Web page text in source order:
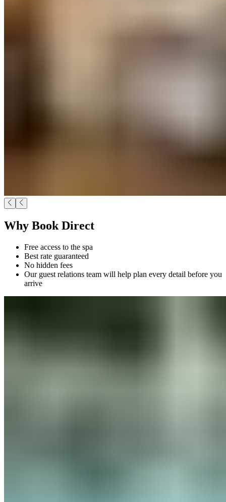
Why Book Direct​​​​‌ ‍ ​‍​‍‌‍ ‌ ​‍‌‍‍‌‌‍‌ ‌‍‍‌‌‍ ‍​‍​‍​ ‍‍​‍​‍‌ ​ ‌‍​‌‌‍ ‍‌‍‍‌‌ ‌​‌ ‍‌​‍ ‍‌‍‍‌‌‍ ​‍​‍​‍ ​​‍​‍‌‍‍​‌ ​‍‌‍‌‌‌‍‌‍​‍​‍​ ‍‍​‍​‍‌‍‍​‌ ‌​‌ ‌​‌ ​​‌ ​ ​ ‍‍​‍ ​‍ ‌‍ ​​‍ ‌‌‍​‌‌‍ ‍‌‍‌​​‍ ‌‌ ​‍​‍ ‌‌‍‍​‌‍ ‌ ‌​‌‍‌‌‌‍ ​‌ ​ ​‍ ‌‌ ​ ‌ ‌​‌ ‌‌‌‍‌​‌‍‍‌‌‍ ​‍ ‍‌ ‌‍‌‍‌‌‌ ​‍‌‍​ ‌‍‌‌‌‍ ​​‍ ‍‌‍​‌‌ ​​‌ ​​​‍ ‌‍‍‌‌‍ ‍‌ ‌​‌‍‌‌‌‍ ‍‌ ‌​​‍ ‌‍‌‌‌‍‌​‌‍‍‌‌ ‌​​‍ ‌‍ ‌‌‍ ‌‍‌​‌‍‌‌​ ‌‌ ​​‌ ​‍‌‍‌‌‌ ​ ‌‍‌‌‌‍ ‍‌ ‌​‌‍​‌‌ ‌​‌‍‍‌‌‍ ‌‍ ‍​ ‍ ‌‍‍‌‌‍‌​​ ‌​ ‌​​ ‌​​ ‌ ​ ‍‌​ ‌‌​ ​​​ ​‌​ ‍​​‍ ‌‌‍​‌​ ‌‍‌‍‌​​ ​‌​‍ ‌​ ‌​​ ‍​‌‍​‌​ ​​​‍ ‌​ ‍‌​ ​​‌‍‌​​ ‍​​‍ ‌‌‍​‌​ ‌‌‌‍‌‍​ ‍​‌‍‌‍​ ‍‌​ ​‌​ ‍​‌‍​‌​ ‌‌​ ‍‌‌‍​ ​ ‍ ‌ ‌​‌ ‍‌‌ ​​‌‍‌‌​ ‌‌‍‍​‌‍ ‌ ‌​‌‍‌‌‌‍ ​‌‌​‍‌‍ ‌‍ ‌‍ ‌‌‌​ ‌ ‌‌‌‍‍‌‌ ‌​‌‍‌‌​ ‍ ‌ ​​‌‍​‌‌ ‌​‌‍‍​​ ‌‌ ​​‌‍​‌‌‍‌ ‌‍‌‌‌​​‍‌ ‌‌‌‍‍‌‌‍ ​‌‍‌​‌‍‌‌‌ ​‍​‍‌‌​ ‌‌‌​​‍‌‌ ‌‍‍ ‌‍‌‌‌ ‍‌​‍‌‌​ ​ ‌​‌​​‍‌‌​ ​ ‌​‌​​‍‌‌​ ​‍​ ​‍​ ‍‌​ ​ ​ ‍​​ ​‍‌‍​‌‌‍‌‍‌‍​‌‌‍​‌​ ‌‍‌‍‌‍​ ‌ ‌‍​‍​‍‌‌​ ​‍​ ​‍​‍‌‌​ ‌‌‌​‌​​‍ ‍‌‍‍​‌‍‌‌‌‍​‌‌‍‌​‌‍‍‌‌‍ ‍‌‍‌ ​ ‌‍​‍‌‍​‌‌ ​ ‌‍‌‌‌‌‌‌‌ ​‍‌‍ ​​ ‌‌‍‍​‌ ‌​‌ ‌​‌ ​​‌ ​ ​‍‌‌​ ​ ‌​​‌​‍‌‌​ ​‍‌​‌‍​‍‌‌​ ​‍‌​‌‍‌‍ ​​‍ ‌‌‍​‌‌‍ ‍‌‍‌​​‍ ‌‌ ​‍​‍ ‌‌‍‍​‌‍ ‌ ‌​‌‍‌‌‌‍ ​‌ ​ ​‍ ‌‌ ​ ‌ ‌​‌ ‌‌‌‍‌​‌‍‍‌‌‍ ​‍ ‍‌ ‌‍‌‍‌‌‌ ​‍‌‍​ ‌‍‌‌‌‍ ​​‍ ‍‌‍​‌‌ ​​‌ ​​​‍‌‍‌‍‍‌‌‍‌​​ ‌​ ‌​​ ‌​​ ‌ ​ ‍‌​ ‌‌​ ​​​ ​‌​ ‍​​‍ ‌‌‍​‌​ ‌‍‌‍‌​​ ​‌​‍ ‌​ ‌​​ ‍​‌‍​‌​ ​​​‍ ‌​ ‍‌​ ​​‌‍‌​​ ‍​​‍ ‌‌‍​‌​ ‌‌‌‍‌‍​ ‍​‌‍‌‍​ ‍‌​ ​‌​ ‍​‌‍​‌​ ‌‌​ ‍‌‌‍​ ​‍‌‍‌ ‌​‌ ‍‌‌ ​​‌‍‌‌​ ‌‌‍‍​‌‍ ‌ ‌​‌‍‌‌‌‍ ​‌‌​‍‌‍ ‌‍ ‌‍ ‌‌‌​ ‌ ‌‌‌‍‍‌‌ ‌​‌‍‌‌​‍‌‍‌ ​​‌‍​‌‌ ‌​‌‍‍​​ ‌‌ ​​‌‍​‌‌‍‌ ‌‍‌‌‌​​‍‌ ‌‌‌‍‍‌‌‍ ​‌‍‌​‌‍‌‌‌ ​‍​‍‌‌​ ‌‌‌​​‍‌‌ ‌‍‍ ‌‍‌‌‌ ‍‌​‍‌‌​ ​ ‌​‌​​‍‌‌​ ​ ‌​‌​​‍‌‌​ ​‍​ ​‍​ ‍‌​ ​ ​ ‍​​ ​‍‌‍​‌‌‍‌‍‌‍​‌‌‍​‌​ ‌‍‌‍‌‍​ ‌ ‌‍​‍​‍‌‌​ ​‍​ ​‍​‍‌‌​ ‌‌‌​‌​​‍ ‍‌‍‍​‌‍‌‌‌‍​‌‌‍‌​‌‍‍‌‌‍ ‍‌‍‌ ​‍‌‍‌ ​​‌‍‌‌‌ ​‍‌ ​ ‌ ​​‌‍‌‌‌‍​ ‌ ‌​‌‍‍‌‌ ‌‍‌‍‌‌​ ‌‌ ​​‌ ‌‌‌‍​‍‌‍ ​‌‍‍‌‌ ​ ‌‍‍​‌‍‌‌‌‍‌​​‍​‍‌ ‌
Free access to the spa​​​​‌ ‍ ​‍​‍‌‍ ‌ ​‍‌‍‍‌‌‍‌ ‌‍‍‌‌‍ ‍​‍​‍​ ‍‍​‍​‍‌ ​ ‌‍​‌‌‍ ‍‌‍‍‌‌ ‌​‌ ‍‌​‍ ‍‌‍‍‌‌‍ ​‍​‍​‍ ​​‍​‍‌‍‍​‌ ​‍‌‍‌‌‌‍‌‍​‍​‍​ ‍‍​‍​‍‌‍‍​‌ ‌​‌ ‌​‌ ​​‌ ​ ​ ‍‍​‍ ​‍ ‌‍ ​​‍ ‌‌‍​‌‌‍ ‍‌‍‌​​‍ ‌‌ ​‍​‍ ‌‌‍‍​‌‍ ‌ ‌​‌‍‌‌‌‍ ​‌ ​ ​‍ ‌‌ ​ ‌ ‌​‌ ‌‌‌‍‌​‌‍‍‌‌‍ ​‍ ‍‌ ‌‍‌‍‌‌‌ ​‍‌‍​ ‌‍‌‌‌‍ ​​‍ ‍‌‍​‌‌ ​​‌ ​​​‍ ‌‍‍‌‌‍ ‍‌ ‌​‌‍‌‌‌‍ ‍‌ ‌​​‍ ‌‍‌‌‌‍‌​‌‍‍‌‌ ‌​​‍ ‌‍ ‌‌‍ ‌‍‌​‌‍‌‌​ ‌‌ ​​‌ ​‍‌‍‌‌‌ ​ ‌‍‌‌‌‍ ‍‌ ‌​‌‍​‌‌ ‌​‌‍‍‌‌‍ ‌‍ ‍​ ‍ ‌‍‍‌‌‍‌​​ ‌​ ‌​​ ‌​​ ‌ ​ ‍‌​ ‌‌​ ​​​ ​‌​ ‍​​‍ ‌‌‍​‌​ ‌‍‌‍‌​​ ​‌​‍ ‌​ ‌​​ ‍​‌‍​‌​ ​​​‍ ‌​ ‍‌​ ​​‌‍‌​​ ‍​​‍ ‌‌‍​‌​ ‌‌‌‍‌‍​ ‍​‌‍‌‍​ ‍‌​ ​‌​ ‍​‌‍​‌​ ‌‌​ ‍‌‌‍​ ​ ‍ ‌ ‌​‌ ‍‌‌ ​​‌‍‌‌​ ‌‌‍‍​‌‍ ‌ ‌​‌‍‌‌‌‍ ​‌‌​‍‌‍ ‌‍ ‌‍ ‌‌‌​ ‌ ‌‌‌‍‍‌‌ ‌​‌‍‌‌​ ‍ ‌ ​​‌‍​‌‌ ‌​‌‍‍​​ ‌‌ ​​‌‍​‌‌‍‌ ‌‍‌‌‌​​‍‌ ‌‌‌‍‍‌‌‍ ​‌‍‌​‌‍‌‌‌ ​‍​‍‌‌​ ‌‌‌​​‍‌‌ ‌‍‍ ‌‍‌‌‌ ‍‌​‍‌‌​ ​ ‌​‌​​‍‌‌​ ​ ‌​‌​​‍‌‌​ ​‍​ ​‍​ ‍‌​ ​ ​ ‍​​ ​‍‌‍​‌‌‍‌‍‌‍​‌‌‍​‌​ ‌‍‌‍‌‍​ ‌ ‌‍​‍​‍‌‌​ ​‍​ ​‍​‍‌‌​ ‌‌‌​‌​​‍ ‍‌‍​‍‌‍ ‌‍‌​‌ ‍‌​‍‌‌​ ‌‌‌​​‍‌‌ ‌‍‍ ‌‍‌‌‌ ‍‌​‍‌‌​ ​ ‌​‌​​‍‌‌​ ​ ‌​‌​​‍‌‌​ ​‍​ ​‍‌‍​‌​ ​ ‌‍​‌​ ​‌​ ‌​‌‍​‍​ ‌​‌‍‌‌‌‍​ ‌‍‌​‌‍‌‌‌‍‌​​‍‌‌​ ​‍​ ​‍​‍‌‌​ ‌‌‌​‌​​‍ ‍‌‍​ ‌‍‍​‌‍‍‌‌‍ ​‌‍‌​‌ ​‍‌‍‌‌‌‍ ‍​‍‌‌​ ‌‌‌​​‍‌‌ ‌‍‍ ‌‍‌‌‌ ‍‌​‍‌‌​ ​ ‌​‌​​‍‌‌​ ​ ‌​‌​​‍‌‌​ ​‍​ ​‍‌‍‌‌‌‍‌‌‌‍​‍‌‍‌‌​ ‌ ‌‍​‌‌‍​‌‌‍​‍​ ‌​​ ​‍​ ‌‌‌‍​‌​‍‌‌​ ​‍​ ​‍​‍‌‌​ ‌‌‌​‌​​‍ ‍‌ ‌​‌‍‌‌‌ ‍​‌ ‌​​ ‌‍​‍‌‍​‌‌ ​ ‌‍‌‌‌‌‌‌‌ ​‍‌‍ ​​ ‌‌‍‍​‌ ‌​‌ ‌​‌ ​​‌ ​ ​‍‌‌​ ​ ‌​​‌​‍‌‌​ ​‍‌​‌‍​‍‌‌​ ​‍‌​‌‍‌‍ ​​‍ ‌‌‍​‌‌‍ ‍‌‍‌​​‍ ‌‌ ​‍​‍ ‌‌‍‍​‌‍ ‌ ‌​‌‍‌‌‌‍ ​‌ ​ ​‍ ‌‌ ​ ‌ ‌​‌ ‌‌‌‍‌​‌‍‍‌‌‍ ​‍ ‍‌ ‌‍‌‍‌‌‌ ​‍‌‍​ ‌‍‌‌‌‍ ​​‍ ‍‌‍​‌‌ ​​‌ ​​​‍‌‍‌‍‍‌‌‍‌​​ ‌​ ‌​​ ‌​​ ‌ ​ ‍‌​ ‌‌​ ​​​ ​‌​ ‍​​‍ ‌‌‍​‌​ ‌‍‌‍‌​​ ​‌​‍ ‌​ ‌​​ ‍​‌‍​‌​ ​​​‍ ‌​ ‍‌​ ​​‌‍‌​​ ‍​​‍ ‌‌‍​‌​ ‌‌‌‍‌‍​ ‍​‌‍‌‍​ ‍‌​ ​‌​ ‍​‌‍​‌​ ‌‌​ ‍‌‌‍​ ​‍‌‍‌ ‌​‌ ‍‌‌ ​​‌‍‌‌​ ‌‌‍‍​‌‍ ‌ ‌​‌‍‌‌‌‍ ​‌‌​‍‌‍ ‌‍ ‌‍ ‌‌‌​ ‌ ‌‌‌‍‍‌‌ ‌​‌‍‌‌​‍‌‍‌ ​​‌‍​‌‌ ‌​‌‍‍​​ ‌‌ ​​‌‍​‌‌‍‌ ‌‍‌‌‌​​‍‌ ‌‌‌‍‍‌‌‍ ​‌‍‌​‌‍‌‌‌ ​‍​‍‌‌​ ‌‌‌​​‍‌‌ ‌‍‍ ‌‍‌‌‌ ‍‌​‍‌‌​ ​ ‌​‌​​‍‌‌​ ​ ‌​‌​​‍‌‌​ ​‍​ ​‍​ ‍‌​ ​ ​ ‍​​ ​‍‌‍​‌‌‍‌‍‌‍​‌‌‍​‌​ ‌‍‌‍‌‍​ ‌ ‌‍​‍​‍‌‌​ ​‍​ ​‍​‍‌‌​ ‌‌‌​‌​​‍ ‍‌‍​‍‌‍ ‌‍‌​‌ ‍‌​‍‌‌​ ‌‌‌​​‍‌‌ ‌‍‍ ‌‍‌‌‌ ‍‌​‍‌‌​ ​ ‌​‌​​‍‌‌​ ​ ‌​‌​​‍‌‌​ ​‍​ ​‍‌‍​‌​ ​ ‌‍​‌​ ​‌​ ‌​‌‍​‍​ ‌​‌‍‌‌‌‍​ ‌‍‌​‌‍‌‌‌‍‌​​‍‌‌​ ​‍​ ​‍​‍‌‌​ ‌‌‌​‌​​‍ ‍‌‍​ ‌‍‍​‌‍‍‌‌‍ ​‌‍‌​‌ ​‍‌‍‌‌‌‍ ‍​‍‌‌​ ‌‌‌​​‍‌‌ ‌‍‍ ‌‍‌‌‌ ‍‌​‍‌‌​ ​ ‌​‌​​‍‌‌​ ​ ‌​‌​​‍‌‌​ ​‍​ ​‍‌‍‌‌‌‍‌‌‌‍​‍‌‍‌‌​ ‌ ‌‍​‌‌‍​‌‌‍​‍​ ‌​​ ​‍​ ‌‌‌‍​‌​‍‌‌​ ​‍​ ​‍​‍‌‌​ ‌‌‌​‌​​‍ ‍‌ ‌​‌‍‌‌‌ ‍​‌ ‌​​‍‌‍‌ ​​‌‍‌‌‌ ​‍‌ ​ ‌ ​​‌‍‌‌‌‍​ ‌ ‌​‌‍‍‌‌ ‌‍‌‍‌‌​ ‌‌ ​​‌ ‌‌‌‍​‍‌‍ ​‌‍‍‌‌ ​ ‌‍‍​‌‍‌‌‌‍‌​​‍​‍‌ ‌
Best rate guaranteed​​​​‌ ‍ ​‍​‍‌‍ ‌ ​‍‌‍‍‌‌‍‌ ‌‍‍‌‌‍ ‍​‍​‍​ ‍‍​‍​‍‌ ​ ‌‍​‌‌‍ ‍‌‍‍‌‌ ‌​‌ ‍‌​‍ ‍‌‍‍‌‌‍ ​‍​‍​‍ ​​‍​‍‌‍‍​‌ ​‍‌‍‌‌‌‍‌‍​‍​‍​ ‍‍​‍​‍‌‍‍​‌ ‌​‌ ‌​‌ ​​‌ ​ ​ ‍‍​‍ ​‍ ‌‍ ​​‍ ‌‌‍​‌‌‍ ‍‌‍‌​​‍ ‌‌ ​‍​‍ ‌‌‍‍​‌‍ ‌ ‌​‌‍‌‌‌‍ ​‌ ​ ​‍ ‌‌ ​ ‌ ‌​‌ ‌‌‌‍‌​‌‍‍‌‌‍ ​‍ ‍‌ ‌‍‌‍‌‌‌ ​‍‌‍​ ‌‍‌‌‌‍ ​​‍ ‍‌‍​‌‌ ​​‌ ​​​‍ ‌‍‍‌‌‍ ‍‌ ‌​‌‍‌‌‌‍ ‍‌ ‌​​‍ ‌‍‌‌‌‍‌​‌‍‍‌‌ ‌​​‍ ‌‍ ‌‌‍ ‌‍‌​‌‍‌‌​ ‌‌ ​​‌ ​‍‌‍‌‌‌ ​ ‌‍‌‌‌‍ ‍‌ ‌​‌‍​‌‌ ‌​‌‍‍‌‌‍ ‌‍ ‍​ ‍ ‌‍‍‌‌‍‌​​ ‌​ ‌​​ ‌​​ ‌ ​ ‍‌​ ‌‌​ ​​​ ​‌​ ‍​​‍ ‌‌‍​‌​ ‌‍‌‍‌​​ ​‌​‍ ‌​ ‌​​ ‍​‌‍​‌​ ​​​‍ ‌​ ‍‌​ ​​‌‍‌​​ ‍​​‍ ‌‌‍​‌​ ‌‌‌‍‌‍​ ‍​‌‍‌‍​ ‍‌​ ​‌​ ‍​‌‍​‌​ ‌‌​ ‍‌‌‍​ ​ ‍ ‌ ‌​‌ ‍‌‌ ​​‌‍‌‌​ ‌‌‍‍​‌‍ ‌ ‌​‌‍‌‌‌‍ ​‌‌​‍‌‍ ‌‍ ‌‍ ‌‌‌​ ‌ ‌‌‌‍‍‌‌ ‌​‌‍‌‌​ ‍ ‌ ​​‌‍​‌‌ ‌​‌‍‍​​ ‌‌ ​​‌‍​‌‌‍‌ ‌‍‌‌‌​​‍‌ ‌‌‌‍‍‌‌‍ ​‌‍‌​‌‍‌‌‌ ​‍​‍‌‌​ ‌‌‌​​‍‌‌ ‌‍‍ ‌‍‌‌‌ ‍‌​‍‌‌​ ​ ‌​‌​​‍‌‌​ ​ ‌​‌​​‍‌‌​ ​‍​ ​‍​ ‍‌​ ​ ​ ‍​​ ​‍‌‍​‌‌‍‌‍‌‍​‌‌‍​‌​ ‌‍‌‍‌‍​ ‌ ‌‍​‍​‍‌‌​ ​‍​ ​‍​‍‌‌​ ‌‌‌​‌​​‍ ‍‌‍​‍‌‍ ‌‍‌​‌ ‍‌​‍‌‌​ ‌‌‌​​‍‌‌ ‌‍‍ ‌‍‌‌‌ ‍‌​‍‌‌​ ​ ‌​‌​​‍‌‌​ ​ ‌​‌​​‍‌‌​ ​‍​ ​‍​ ‌​​ ​‌‌‍‌​​ ‍‌​ ‌ ‌‍​‍​ ‍​​ ‌​​ ‌ ​ ‌‍‌‍​‍​ ​ ​‍‌‌​ ​‍​ ​‍​‍‌‌​ ‌‌‌​‌​​‍ ‍‌‍​ ‌‍‍​‌‍‍‌‌‍ ​‌‍‌​‌ ​‍‌‍‌‌‌‍ ‍​‍‌‌​ ‌‌‌​​‍‌‌ ‌‍‍ ‌‍‌‌‌ ‍‌​‍‌‌​ ​ ‌​‌​​‍‌‌​ ​ ‌​‌​​‍‌‌​ ​‍​ ​‍‌‍‌‌‌‍‌‌‌‍​‍‌‍‌‌​ ‌ ‌‍​‌‌‍​‌‌‍​‍​ ‌​​ ​‍​ ‌‌‌‍​‌​‍‌‌​ ​‍​ ​‍​‍‌‌​ ‌‌‌​‌​​‍ ‍‌ ‌​‌‍‌‌‌ ‍​‌ ‌​​ ‌‍​‍‌‍​‌‌ ​ ‌‍‌‌‌‌‌‌‌ ​‍‌‍ ​​ ‌‌‍‍​‌ ‌​‌ ‌​‌ ​​‌ ​ ​‍‌‌​ ​ ‌​​‌​‍‌‌​ ​‍‌​‌‍​‍‌‌​ ​‍‌​‌‍‌‍ ​​‍ ‌‌‍​‌‌‍ ‍‌‍‌​​‍ ‌‌ ​‍​‍ ‌‌‍‍​‌‍ ‌ ‌​‌‍‌‌‌‍ ​‌ ​ ​‍ ‌‌ ​ ‌ ‌​‌ ‌‌‌‍‌​‌‍‍‌‌‍ ​‍ ‍‌ ‌‍‌‍‌‌‌ ​‍‌‍​ ‌‍‌‌‌‍ ​​‍ ‍‌‍​‌‌ ​​‌ ​​​‍‌‍‌‍‍‌‌‍‌​​ ‌​ ‌​​ ‌​​ ‌ ​ ‍‌​ ‌‌​ ​​​ ​‌​ ‍​​‍ ‌‌‍​‌​ ‌‍‌‍‌​​ ​‌​‍ ‌​ ‌​​ ‍​‌‍​‌​ ​​​‍ ‌​ ‍‌​ ​​‌‍‌​​ ‍​​‍ ‌‌‍​‌​ ‌‌‌‍‌‍​ ‍​‌‍‌‍​ ‍‌​ ​‌​ ‍​‌‍​‌​ ‌‌​ ‍‌‌‍​ ​‍‌‍‌ ‌​‌ ‍‌‌ ​​‌‍‌‌​ ‌‌‍‍​‌‍ ‌ ‌​‌‍‌‌‌‍ ​‌‌​‍‌‍ ‌‍ ‌‍ ‌‌‌​ ‌ ‌‌‌‍‍‌‌ ‌​‌‍‌‌​‍‌‍‌ ​​‌‍​‌‌ ‌​‌‍‍​​ ‌‌ ​​‌‍​‌‌‍‌ ‌‍‌‌‌​​‍‌ ‌‌‌‍‍‌‌‍ ​‌‍‌​‌‍‌‌‌ ​‍​‍‌‌​ ‌‌‌​​‍‌‌ ‌‍‍ ‌‍‌‌‌ ‍‌​‍‌‌​ ​ ‌​‌​​‍‌‌​ ​ ‌​‌​​‍‌‌​ ​‍​ ​‍​ ‍‌​ ​ ​ ‍​​ ​‍‌‍​‌‌‍‌‍‌‍​‌‌‍​‌​ ‌‍‌‍‌‍​ ‌ ‌‍​‍​‍‌‌​ ​‍​ ​‍​‍‌‌​ ‌‌‌​‌​​‍ ‍‌‍​‍‌‍ ‌‍‌​‌ ‍‌​‍‌‌​ ‌‌‌​​‍‌‌ ‌‍‍ ‌‍‌‌‌ ‍‌​‍‌‌​ ​ ‌​‌​​‍‌‌​ ​ ‌​‌​​‍‌‌​ ​‍​ ​‍​ ‌​​ ​‌‌‍‌​​ ‍‌​ ‌ ‌‍​‍​ ‍​​ ‌​​ ‌ ​ ‌‍‌‍​‍​ ​ ​‍‌‌​ ​‍​ ​‍​‍‌‌​ ‌‌‌​‌​​‍ ‍‌‍​ ‌‍‍​‌‍‍‌‌‍ ​‌‍‌​‌ ​‍‌‍‌‌‌‍ ‍​‍‌‌​ ‌‌‌​​‍‌‌ ‌‍‍ ‌‍‌‌‌ ‍‌​‍‌‌​ ​ ‌​‌​​‍‌‌​ ​ ‌​‌​​‍‌‌​ ​‍​ ​‍‌‍‌‌‌‍‌‌‌‍​‍‌‍‌‌​ ‌ ‌‍​‌‌‍​‌‌‍​‍​ ‌​​ ​‍​ ‌‌‌‍​‌​‍‌‌​ ​‍​ ​‍​‍‌‌​ ‌‌‌​‌​​‍ ‍‌ ‌​‌‍‌‌‌ ‍​‌ ‌​​‍‌‍‌ ​​‌‍‌‌‌ ​‍‌ ​ ‌ ​​‌‍‌‌‌‍​ ‌ ‌​‌‍‍‌‌ ‌‍‌‍‌‌​ ‌‌ ​​‌ ‌‌‌‍​‍‌‍ ​‌‍‍‌‌ ​ ‌‍‍​‌‍‌‌‌‍‌​​‍​‍‌ ‌
No hidden fees​​​​‌ ‍ ​‍​‍‌‍ ‌ ​‍‌‍‍‌‌‍‌ ‌‍‍‌‌‍ ‍​‍​‍​ ‍‍​‍​‍‌ ​ ‌‍​‌‌‍ ‍‌‍‍‌‌ ‌​‌ ‍‌​‍ ‍‌‍‍‌‌‍ ​‍​‍​‍ ​​‍​‍‌‍‍​‌ ​‍‌‍‌‌‌‍‌‍​‍​‍​ ‍‍​‍​‍‌‍‍​‌ ‌​‌ ‌​‌ ​​‌ ​ ​ ‍‍​‍ ​‍ ‌‍ ​​‍ ‌‌‍​‌‌‍ ‍‌‍‌​​‍ ‌‌ ​‍​‍ ‌‌‍‍​‌‍ ‌ ‌​‌‍‌‌‌‍ ​‌ ​ ​‍ ‌‌ ​ ‌ ‌​‌ ‌‌‌‍‌​‌‍‍‌‌‍ ​‍ ‍‌ ‌‍‌‍‌‌‌ ​‍‌‍​ ‌‍‌‌‌‍ ​​‍ ‍‌‍​‌‌ ​​‌ ​​​‍ ‌‍‍‌‌‍ ‍‌ ‌​‌‍‌‌‌‍ ‍‌ ‌​​‍ ‌‍‌‌‌‍‌​‌‍‍‌‌ ‌​​‍ ‌‍ ‌‌‍ ‌‍‌​‌‍‌‌​ ‌‌ ​​‌ ​‍‌‍‌‌‌ ​ ‌‍‌‌‌‍ ‍‌ ‌​‌‍​‌‌ ‌​‌‍‍‌‌‍ ‌‍ ‍​ ‍ ‌‍‍‌‌‍‌​​ ‌​ ‌​​ ‌​​ ‌ ​ ‍‌​ ‌‌​ ​​​ ​‌​ ‍​​‍ ‌‌‍​‌​ ‌‍‌‍‌​​ ​‌​‍ ‌​ ‌​​ ‍​‌‍​‌​ ​​​‍ ‌​ ‍‌​ ​​‌‍‌​​ ‍​​‍ ‌‌‍​‌​ ‌‌‌‍‌‍​ ‍​‌‍‌‍​ ‍‌​ ​‌​ ‍​‌‍​‌​ ‌‌​ ‍‌‌‍​ ​ ‍ ‌ ‌​‌ ‍‌‌ ​​‌‍‌‌​ ‌‌‍‍​‌‍ ‌ ‌​‌‍‌‌‌‍ ​‌‌​‍‌‍ ‌‍ ‌‍ ‌‌‌​ ‌ ‌‌‌‍‍‌‌ ‌​‌‍‌‌​ ‍ ‌ ​​‌‍​‌‌ ‌​‌‍‍​​ ‌‌ ​​‌‍​‌‌‍‌ ‌‍‌‌‌​​‍‌ ‌‌‌‍‍‌‌‍ ​‌‍‌​‌‍‌‌‌ ​‍​‍‌‌​ ‌‌‌​​‍‌‌ ‌‍‍ ‌‍‌‌‌ ‍‌​‍‌‌​ ​ ‌​‌​​‍‌‌​ ​ ‌​‌​​‍‌‌​ ​‍​ ​‍​ ‍‌​ ​ ​ ‍​​ ​‍‌‍​‌‌‍‌‍‌‍​‌‌‍​‌​ ‌‍‌‍‌‍​ ‌ ‌‍​‍​‍‌‌​ ​‍​ ​‍​‍‌‌​ ‌‌‌​‌​​‍ ‍‌‍​‍‌‍ ‌‍‌​‌ ‍‌​‍‌‌​ ‌‌‌​​‍‌‌ ‌‍‍ ‌‍‌‌‌ ‍‌​‍‌‌​ ​ ‌​‌​​‍‌‌​ ​ ‌​‌​​‍‌‌​ ​‍​ ​‍​ ‍‌‌‍​‍‌‍‌​​ ‍​​ ‌​​ ‍​‌‍​‌​ ​‍‌‍​‍​ ‌​‌‍‌‍​ ‌ ​‍‌‌​ ​‍​ ​‍​‍‌‌​ ‌‌‌​‌​​‍ ‍‌‍​ ‌‍‍​‌‍‍‌‌‍ ​‌‍‌​‌ ​‍‌‍‌‌‌‍ ‍​‍‌‌​ ‌‌‌​​‍‌‌ ‌‍‍ ‌‍‌‌‌ ‍‌​‍‌‌​ ​ ‌​‌​​‍‌‌​ ​ ‌​‌​​‍‌‌​ ​‍​ ​‍​ ​​​ ​‌‌‍​ ​ ​‍​ ‍‌​ ​‍‌‍‌‌​ ‍‌​ ‌ ​ ‌‍​ ‌ ​ ‍​​‍‌‌​ ​‍​ ​‍​‍‌‌​ ‌‌‌​‌​​‍ ‍‌ ‌​‌‍‌‌‌ ‍​‌ ‌​​ ‌‍​‍‌‍​‌‌ ​ ‌‍‌‌‌‌‌‌‌ ​‍‌‍ ​​ ‌‌‍‍​‌ ‌​‌ ‌​‌ ​​‌ ​ ​‍‌‌​ ​ ‌​​‌​‍‌‌​ ​‍‌​‌‍​‍‌‌​ ​‍‌​‌‍‌‍ ​​‍ ‌‌‍​‌‌‍ ‍‌‍‌​​‍ ‌‌ ​‍​‍ ‌‌‍‍​‌‍ ‌ ‌​‌‍‌‌‌‍ ​‌ ​ ​‍ ‌‌ ​ ‌ ‌​‌ ‌‌‌‍‌​‌‍‍‌‌‍ ​‍ ‍‌ ‌‍‌‍‌‌‌ ​‍‌‍​ ‌‍‌‌‌‍ ​​‍ ‍‌‍​‌‌ ​​‌ ​​​‍‌‍‌‍‍‌‌‍‌​​ ‌​ ‌​​ ‌​​ ‌ ​ ‍‌​ ‌‌​ ​​​ ​‌​ ‍​​‍ ‌‌‍​‌​ ‌‍‌‍‌​​ ​‌​‍ ‌​ ‌​​ ‍​‌‍​‌​ ​​​‍ ‌​ ‍‌​ ​​‌‍‌​​ ‍​​‍ ‌‌‍​‌​ ‌‌‌‍‌‍​ ‍​‌‍‌‍​ ‍‌​ ​‌​ ‍​‌‍​‌​ ‌‌​ ‍‌‌‍​ ​‍‌‍‌ ‌​‌ ‍‌‌ ​​‌‍‌‌​ ‌‌‍‍​‌‍ ‌ ‌​‌‍‌‌‌‍ ​‌‌​‍‌‍ ‌‍ ‌‍ ‌‌‌​ ‌ ‌‌‌‍‍‌‌ ‌​‌‍‌‌​‍‌‍‌ ​​‌‍​‌‌ ‌​‌‍‍​​ ‌‌ ​​‌‍​‌‌‍‌ ‌‍‌‌‌​​‍‌ ‌‌‌‍‍‌‌‍ ​‌‍‌​‌‍‌‌‌ ​‍​‍‌‌​ ‌‌‌​​‍‌‌ ‌‍‍ ‌‍‌‌‌ ‍‌​‍‌‌​ ​ ‌​‌​​‍‌‌​ ​ ‌​‌​​‍‌‌​ ​‍​ ​‍​ ‍‌​ ​ ​ ‍​​ ​‍‌‍​‌‌‍‌‍‌‍​‌‌‍​‌​ ‌‍‌‍‌‍​ ‌ ‌‍​‍​‍‌‌​ ​‍​ ​‍​‍‌‌​ ‌‌‌​‌​​‍ ‍‌‍​‍‌‍ ‌‍‌​‌ ‍‌​‍‌‌​ ‌‌‌​​‍‌‌ ‌‍‍ ‌‍‌‌‌ ‍‌​‍‌‌​ ​ ‌​‌​​‍‌‌​ ​ ‌​‌​​‍‌‌​ ​‍​ ​‍​ ‍‌‌‍​‍‌‍‌​​ ‍​​ ‌​​ ‍​‌‍​‌​ ​‍‌‍​‍​ ‌​‌‍‌‍​ ‌ ​‍‌‌​ ​‍​ ​‍​‍‌‌​ ‌‌‌​‌​​‍ ‍‌‍​ ‌‍‍​‌‍‍‌‌‍ ​‌‍‌​‌ ​‍‌‍‌‌‌‍ ‍​‍‌‌​ ‌‌‌​​‍‌‌ ‌‍‍ ‌‍‌‌‌ ‍‌​‍‌‌​ ​ ‌​‌​​‍‌‌​ ​ ‌​‌​​‍‌‌​ ​‍​ ​‍​ ​​​ ​‌‌‍​ ​ ​‍​ ‍‌​ ​‍‌‍‌‌​ ‍‌​ ‌ ​ ‌‍​ ‌ ​ ‍​​‍‌‌​ ​‍​ ​‍​‍‌‌​ ‌‌‌​‌​​‍ ‍‌ ‌​‌‍‌‌‌ ‍​‌ ‌​​‍‌‍‌ ​​‌‍‌‌‌ ​‍‌ ​ ‌ ​​‌‍‌‌‌‍​ ‌ ‌​‌‍‍‌‌ ‌‍‌‍‌‌​ ‌‌ ​​‌ ‌‌‌‍​‍‌‍ ​‌‍‍‌‌ ​ ‌‍‍​‌‍‌‌‌‍‌​​‍​‍‌ ‌
Our guest relations team will help plan every detail before you
arrive​​​​‌ ‍ ​‍​‍‌‍ ‌ ​‍‌‍‍‌‌‍‌ ‌‍‍‌‌‍ ‍​‍​‍​ ‍‍​‍​‍‌ ​ ‌‍​‌‌‍ ‍‌‍‍‌‌ ‌​‌ ‍‌​‍ ‍‌‍‍‌‌‍ ​‍​‍​‍ ​​‍​‍‌‍‍​‌ ​‍‌‍‌‌‌‍‌‍​‍​‍​ ‍‍​‍​‍‌‍‍​‌ ‌​‌ ‌​‌ ​​‌ ​ ​ ‍‍​‍ ​‍ ‌‍ ​​‍ ‌‌‍​‌‌‍ ‍‌‍‌​​‍ ‌‌ ​‍​‍ ‌‌‍‍​‌‍ ‌ ‌​‌‍‌‌‌‍ ​‌ ​ ​‍ ‌‌ ​ ‌ ‌​‌ ‌‌‌‍‌​‌‍‍‌‌‍ ​‍ ‍‌ ‌‍‌‍‌‌‌ ​‍‌‍​ ‌‍‌‌‌‍ ​​‍ ‍‌‍​‌‌ ​​‌ ​​​‍ ‌‍‍‌‌‍ ‍‌ ‌​‌‍‌‌‌‍ ‍‌ ‌​​‍ ‌‍‌‌‌‍‌​‌‍‍‌‌ ‌​​‍ ‌‍ ‌‌‍ ‌‍‌​‌‍‌‌​ ‌‌ ​​‌ ​‍‌‍‌‌‌ ​ ‌‍‌‌‌‍ ‍‌ ‌​‌‍​‌‌ ‌​‌‍‍‌‌‍ ‌‍ ‍​ ‍ ‌‍‍‌‌‍‌​​ ‌​ ‌​​ ‌​​ ‌ ​ ‍‌​ ‌‌​ ​​​ ​‌​ ‍​​‍ ‌‌‍​‌​ ‌‍‌‍‌​​ ​‌​‍ ‌​ ‌​​ ‍​‌‍​‌​ ​​​‍ ‌​ ‍‌​ ​​‌‍‌​​ ‍​​‍ ‌‌‍​‌​ ‌‌‌‍‌‍​ ‍​‌‍‌‍​ ‍‌​ ​‌​ ‍​‌‍​‌​ ‌‌​ ‍‌‌‍​ ​ ‍ ‌ ‌​‌ ‍‌‌ ​​‌‍‌‌​ ‌‌‍‍​‌‍ ‌ ‌​‌‍‌‌‌‍ ​‌‌​‍‌‍ ‌‍ ‌‍ ‌‌‌​ ‌ ‌‌‌‍‍‌‌ ‌​‌‍‌‌​ ‍ ‌ ​​‌‍​‌‌ ‌​‌‍‍​​ ‌‌ ​​‌‍​‌‌‍‌ ‌‍‌‌‌​​‍‌ ‌‌‌‍‍‌‌‍ ​‌‍‌​‌‍‌‌‌ ​‍​‍‌‌​ ‌‌‌​​‍‌‌ ‌‍‍ ‌‍‌‌‌ ‍‌​‍‌‌​ ​ ‌​‌​​‍‌‌​ ​ ‌​‌​​‍‌‌​ ​‍​ ​‍​ ‍‌​ ​ ​ ‍​​ ​‍‌‍​‌‌‍‌‍‌‍​‌‌‍​‌​ ‌‍‌‍‌‍​ ‌ ‌‍​‍​‍‌‌​ ​‍​ ​‍​‍‌‌​ ‌‌‌​‌​​‍ ‍‌‍​‍‌‍ ‌‍‌​‌ ‍‌​‍‌‌​ ‌‌‌​​‍‌‌ ‌‍‍ ‌‍‌‌‌ ‍‌​‍‌‌​ ​ ‌​‌​​‍‌‌​ ​ ‌​‌​​‍‌‌​ ​‍​ ​‍​ ‍‌​ ​​​ ​‍​ ​‌​ ​‌​ ‍​‌‍‌‍​ ‌​​ ‍​​ ‌‌​ ​​‌‍​ ​‍‌‌​ ​‍​ ​‍​‍‌‌​ ‌‌‌​‌​​‍ ‍‌‍​ ‌‍‍​‌‍‍‌‌‍ ​‌‍‌​‌ ​‍‌‍‌‌‌‍ ‍​‍‌‌​ ‌‌‌​​‍‌‌ ‌‍‍ ‌‍‌‌‌ ‍‌​‍‌‌​ ​ ‌​‌​​‍‌‌​ ​ ‌​‌​​‍‌‌​ ​‍​ ​‍​ ‍‌‌‍​‌‌‍‌‍​ ​‍‌‍​‍​ ‍‌​ ​‍​ ‍​​ ​​‌‍‌​‌‍‌‍​ ‌ ​‍‌‌​ ​‍​ ​‍​‍‌‌​ ‌‌‌​‌​​‍ ‍‌ ‌​‌‍‌‌‌ ‍​‌ ‌​​ ‌‍​‍‌‍​‌‌ ​ ‌‍‌‌‌‌‌‌‌ ​‍‌‍ ​​ ‌‌‍‍​‌ ‌​‌ ‌​‌ ​​‌ ​ ​‍‌‌​ ​ ‌​​‌​‍‌‌​ ​‍‌​‌‍​‍‌‌​ ​‍‌​‌‍‌‍ ​​‍ ‌‌‍​‌‌‍ ‍‌‍‌​​‍ ‌‌ ​‍​‍ ‌‌‍‍​‌‍ ‌ ‌​‌‍‌‌‌‍ ​‌ ​ ​‍ ‌‌ ​ ‌ ‌​‌ ‌‌‌‍‌​‌‍‍‌‌‍ ​‍ ‍‌ ‌‍‌‍‌‌‌ ​‍‌‍​ ‌‍‌‌‌‍ ​​‍ ‍‌‍​‌‌ ​​‌ ​​​‍‌‍‌‍‍‌‌‍‌​​ ‌​ ‌​​ ‌​​ ‌ ​ ‍‌​ ‌‌​ ​​​ ​‌​ ‍​​‍ ‌‌‍​‌​ ‌‍‌‍‌​​ ​‌​‍ ‌​ ‌​​ ‍​‌‍​‌​ ​​​‍ ‌​ ‍‌​ ​​‌‍‌​​ ‍​​‍ ‌‌‍​‌​ ‌‌‌‍‌‍​ ‍​‌‍‌‍​ ‍‌​ ​‌​ ‍​‌‍​‌​ ‌‌​ ‍‌‌‍​ ​‍‌‍‌ ‌​‌ ‍‌‌ ​​‌‍‌‌​ ‌‌‍‍​‌‍ ‌ ‌​‌‍‌‌‌‍ ​‌‌​‍‌‍ ‌‍ ‌‍ ‌‌‌​ ‌ ‌‌‌‍‍‌‌ ‌​‌‍‌‌​‍‌‍‌ ​​‌‍​‌‌ ‌​‌‍‍​​ ‌‌ ​​‌‍​‌‌‍‌ ‌‍‌‌‌​​‍‌ ‌‌‌‍‍‌‌‍ ​‌‍‌​‌‍‌‌‌ ​‍​‍‌‌​ ‌‌‌​​‍‌‌ ‌‍‍ ‌‍‌‌‌ ‍‌​‍‌‌​ ​ ‌​‌​​‍‌‌​ ​ ‌​‌​​‍‌‌​ ​‍​ ​‍​ ‍‌​ ​ ​ ‍​​ ​‍‌‍​‌‌‍‌‍‌‍​‌‌‍​‌​ ‌‍‌‍‌‍​ ‌ ‌‍​‍​‍‌‌​ ​‍​ ​‍​‍‌‌​ ‌‌‌​‌​​‍ ‍‌‍​‍‌‍ ‌‍‌​‌ ‍‌​‍‌‌​ ‌‌‌​​‍‌‌ ‌‍‍ ‌‍‌‌‌ ‍‌​‍‌‌​ ​ ‌​‌​​‍‌‌​ ​ ‌​‌​​‍‌‌​ ​‍​ ​‍​ ‍‌​ ​​​ ​‍​ ​‌​ ​‌​ ‍​‌‍‌‍​ ‌​​ ‍​​ ‌‌​ ​​‌‍​ ​‍‌‌​ ​‍​ ​‍​‍‌‌​ ‌‌‌​‌​​‍ ‍‌‍​ ‌‍‍​‌‍‍‌‌‍ ​‌‍‌​‌ ​‍‌‍‌‌‌‍ ‍​‍‌‌​ ‌‌‌​​‍‌‌ ‌‍‍ ‌‍‌‌‌ ‍‌​‍‌‌​ ​ ‌​‌​​‍‌‌​ ​ ‌​‌​​‍‌‌​ ​‍​ ​‍​ ‍‌‌‍​‌‌‍‌‍​ ​‍‌‍​‍​ ‍‌​ ​‍​ ‍​​ ​​‌‍‌​‌‍‌‍​ ‌ ​‍‌‌​ ​‍​ ​‍​‍‌‌​ ‌‌‌​‌​​‍ ‍‌ ‌​‌‍‌‌‌ ‍​‌ ‌​​‍‌‍‌ ​​‌‍‌‌‌ ​‍‌ ​ ‌ ​​‌‍‌‌‌‍​ ‌ ‌​‌‍‍‌‌ ‌‍‌‍‌‌​ ‌‌ ​​‌ ‌‌‌‍​‍‌‍ ​‌‍‍‌‌ ​ ‌‍‍​‌‍‌‌‌‍‌​​‍​‍‌ ‌